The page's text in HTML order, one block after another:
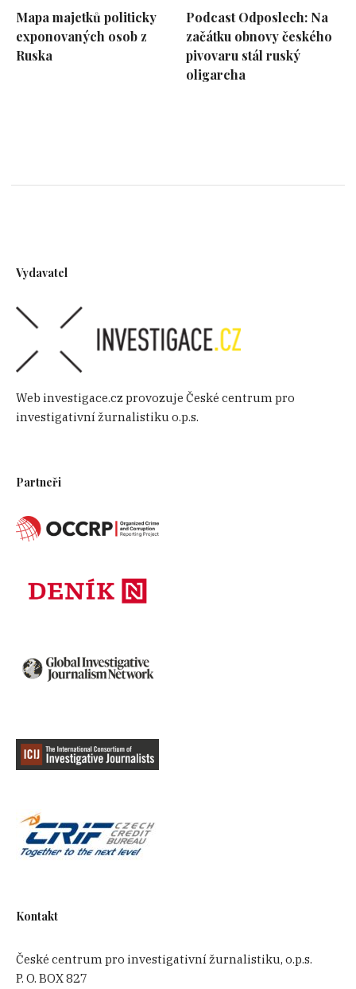
Mapa majetků politicky
exponovaných osob z
Ruska
Podcast Odposlech: Na
začátku obnovy českého
pivovaru stál ruský
oligarcha
Vydavatel
Web investigace.cz provozuje České centrum pro
investigativní žurnalistiku o.p.s.
Partneři
Kontakt
České centrum pro investigativní žurnalistiku, o.p.s.
P. O. BOX 827